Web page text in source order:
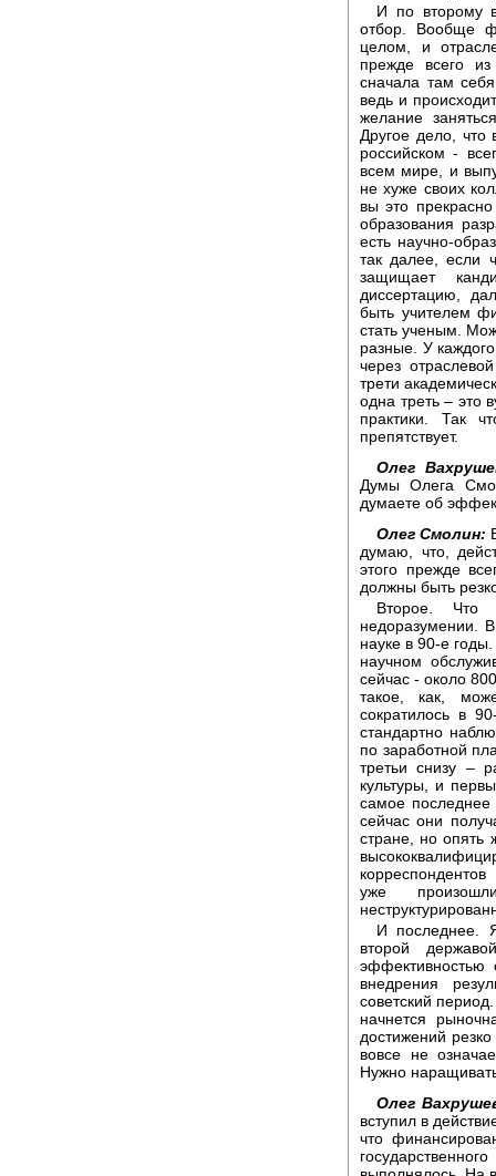
И по второму
отбор. Вообще
целом, и
прежде всего
сначала там
ведь и
желание
Другое дело, что
российском -
всем мире, и
не хуже своих
вы это
образования
есть научно-
так далее, если
защищает
диссертацию,
быть учителем
стать ученым.
разные. У
через
трети
одна треть – это
практики. Так
препятствует.
Олег
Думы Олега
думаете об
Олег Смолин:
думаю, что,
этого прежде
должны быть
Второе. Что
недоразумении.
науке в 90-е
научном
сейчас - около
такое, как,
сократилось в
стандартно
по заработной
третьи снизу –
культуры, и
самое последнее
сейчас они
стране, но опять
уже
И последнее.
второй
внедрения
советский
начнется
достижений
вовсе не
Нужно
Олег
вступил в
что